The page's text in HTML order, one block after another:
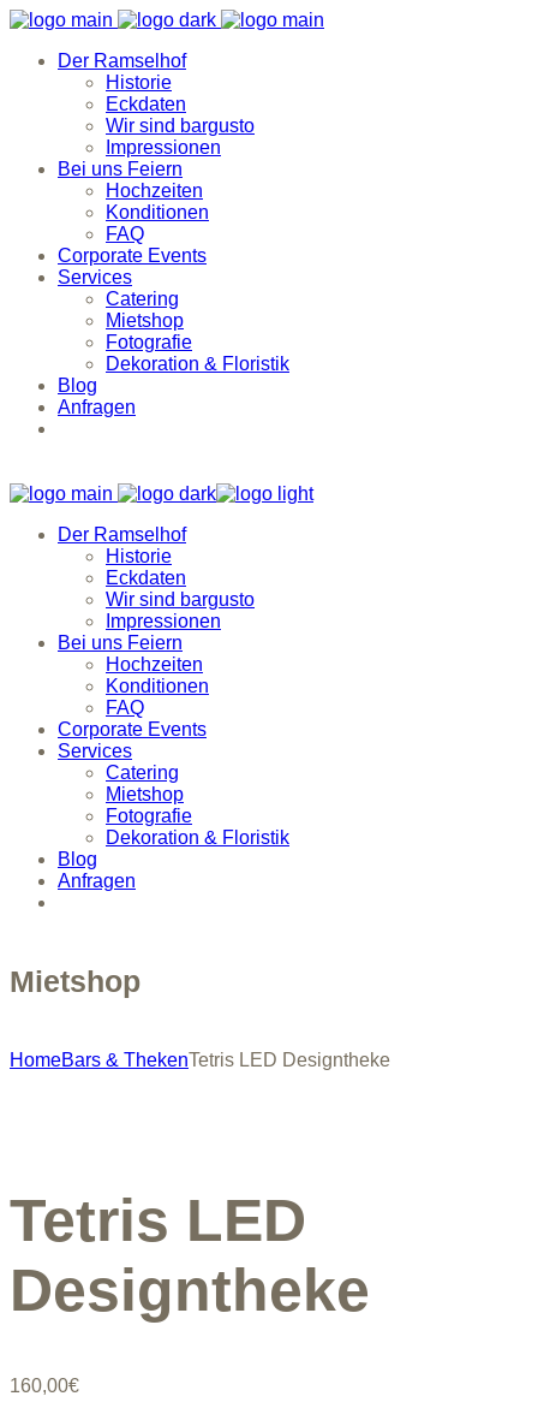
Der Ramselhof
Historie
Eckdaten
Wir sind bargusto
Impressionen
Bei uns Feiern
Hochzeiten
Konditionen
FAQ
Corporate Events
Services
Catering
Mietshop
Fotografie
Dekoration & Floristik
Blog
Anfragen
Der Ramselhof
Historie
Eckdaten
Wir sind bargusto
Impressionen
Bei uns Feiern
Hochzeiten
Konditionen
FAQ
Corporate Events
Services
Catering
Mietshop
Fotografie
Dekoration & Floristik
Blog
Anfragen
Mietshop
HomeBars & ThekenTetris LED Designtheke
Tetris LED
Designtheke
160,00€